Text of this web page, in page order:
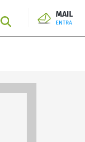
SEARCH
MAIL
ENTRA